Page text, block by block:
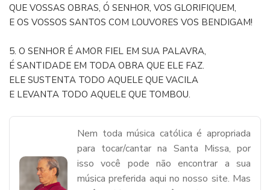
QUE VOSSAS OBRAS, Ó SENHOR, VOS GLORIFIQUEM,
E OS VOSSOS SANTOS COM LOUVORES VOS BENDIGAM!
5. O SENHOR É AMOR FIEL EM SUA PALAVRA,
É SANTIDADE EM TODA OBRA QUE ELE FAZ.
ELE SUSTENTA TODO AQUELE QUE VACILA
E LEVANTA TODO AQUELE QUE TOMBOU.
Nem toda música católica é apropriada
para tocar/cantar na Santa Missa, por
isso você pode não encontrar a sua
música preferida aqui no nosso site. Mas